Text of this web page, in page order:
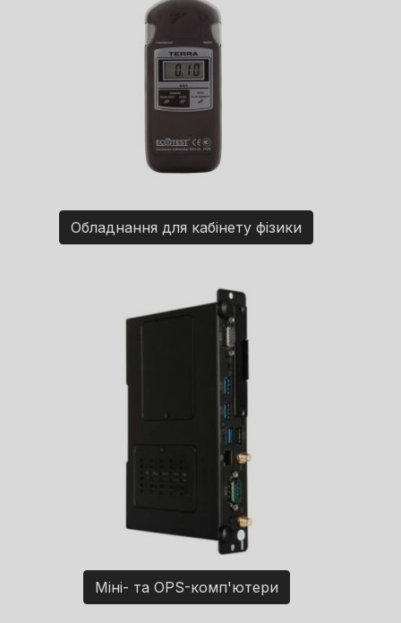
Обладнання для кабінету фізики
Міні- та OPS-комп'ютери